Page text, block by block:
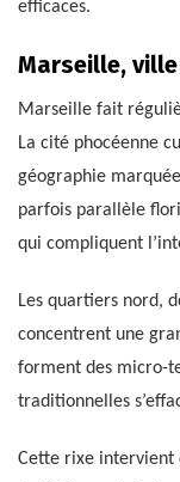
efficaces.
Marseille,
Marseille fait
La cité phocéenne
géographie
parfois parallèle
qui compliquent
Les quartiers nord,
concentrent une
forment des micro-
traditionnelles
Cette rixe intervient